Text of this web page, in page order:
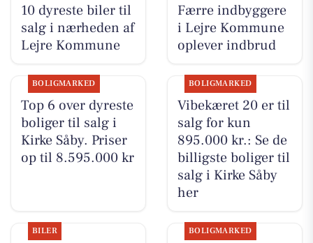
10 dyreste biler til
salg i nærheden af
Lejre Kommune
Færre indbyggere
i Lejre Kommune
oplever indbrud
BOLIGMARKED
Top 6 over dyreste
boliger til salg i
Kirke Såby. Priser
op til 8.595.000 kr
BOLIGMARKED
Vibekæret 20 er til
salg for kun
895.000 kr.: Se de
billigste boliger til
salg i Kirke Såby
her
BILER BOLIGMARKED